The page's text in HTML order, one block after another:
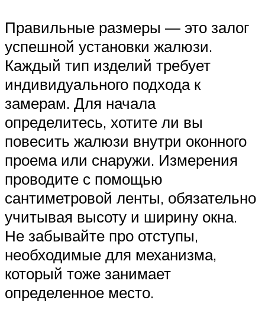
Правильные размеры — это залог
успешной установки жалюзи.
Каждый тип изделий требует
индивидуального подхода к
замерам. Для начала
определитесь, хотите ли вы
повесить жалюзи внутри оконного
проема или снаружи. Измерения
проводите с помощью
сантиметровой ленты, обязательно
учитывая высоту и ширину окна.
Не забывайте про отступы,
необходимые для механизма,
который тоже занимает
определенное место.